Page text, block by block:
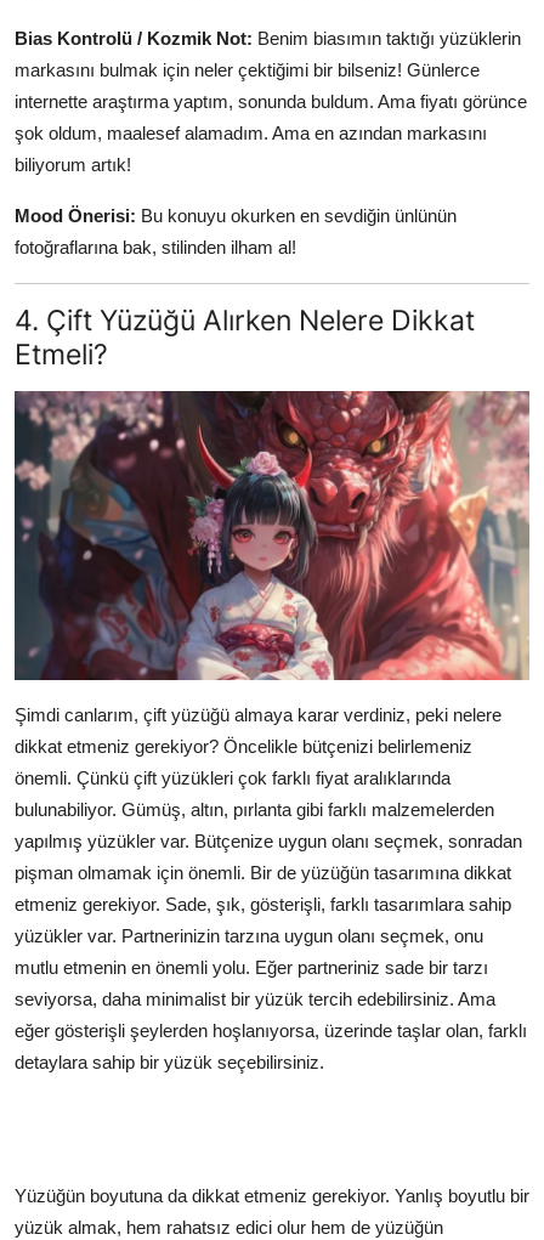
Bias Kontrolü / Kozmik Not: Benim biasımın taktığı yüzüklerin
markasını bulmak için neler çektiğimi bir bilseniz! Günlerce
internette araştırma yaptım, sonunda buldum. Ama fiyatı görünce
şok oldum, maalesef alamadım. Ama en azından markasını
biliyorum artık!
Mood Önerisi: Bu konuyu okurken en sevdiğin ünlünün
fotoğraflarına bak, stilinden ilham al!
4. Çift Yüzüğü Alırken Nelere Dikkat
Etmeli?
Şimdi canlarım, çift yüzüğü almaya karar verdiniz, peki nelere
dikkat etmeniz gerekiyor? Öncelikle bütçenizi belirlemeniz
önemli. Çünkü çift yüzükleri çok farklı fiyat aralıklarında
bulunabiliyor. Gümüş, altın, pırlanta gibi farklı malzemelerden
yapılmış yüzükler var. Bütçenize uygun olanı seçmek, sonradan
pişman olmamak için önemli. Bir de yüzüğün tasarımına dikkat
etmeniz gerekiyor. Sade, şık, gösterişli, farklı tasarımlara sahip
yüzükler var. Partnerinizin tarzına uygun olanı seçmek, onu
mutlu etmenin en önemli yolu. Eğer partneriniz sade bir tarzı
seviyorsa, daha minimalist bir yüzük tercih edebilirsiniz. Ama
eğer gösterişli şeylerden hoşlanıyorsa, üzerinde taşlar olan, farklı
detaylara sahip bir yüzük seçebilirsiniz.
Yüzüğün boyutuna da dikkat etmeniz gerekiyor. Yanlış boyutlu bir
yüzük almak, hem rahatsız edici olur hem de yüzüğün